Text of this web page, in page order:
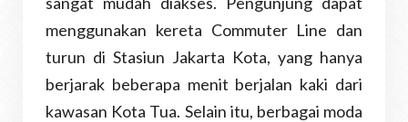
menggunakan kereta Commuter Line dan
turun di Stasiun Jakarta Kota, yang hanya
berjarak beberapa menit berjalan kaki dari
kawasan Kota Tua. Selain itu, berbagai moda